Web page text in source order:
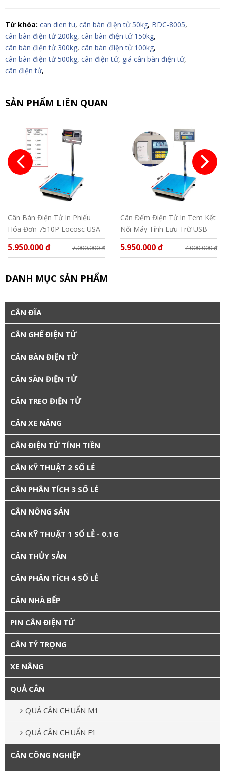
Từ khóa: can dien tu, cân bàn điện tử 50kg, BDC-8005,
cân bàn điện tử 200kg, cân bàn điện tử 150kg,
cân bàn điện tử 300kg, cân bàn điện tử 100kg,
cân bàn điện tử 500kg, cân điện tử, giá cân bàn điện tử,
cân điện tử,
SẢN PHẨM LIÊN QUAN
Cân Bàn Điện Tử In Phiếu
Hóa Đơn 7510P Locosc USA
5.950.000 đ 7.000.000 đ
Cân Đếm Điện Tử In Tem Kết
Nối Máy Tính Lưu Trữ USB
BDC-LPC30
5.950.000 đ 7.000.000 đ
DANH MỤC SẢN PHẨM
CÂN ĐĨA
CÂN GHẾ ĐIỆN TỬ
CÂN BÀN ĐIỆN TỬ
CÂN SÀN ĐIỆN TỬ
CÂN TREO ĐIỆN TỬ
CÂN XE NÂNG
CÂN ĐIỆN TỬ TÍNH TIỀN
CÂN KỸ THUẬT 2 SỐ LẺ
CÂN PHÂN TÍCH 3 SỐ LẺ
CÂN NÔNG SẢN
CÂN KỸ THUẬT 1 SỐ LẺ - 0.1G
CÂN THỦY SẢN
CÂN PHÂN TÍCH 4 SỐ LẺ
CÂN NHÀ BẾP
PIN CÂN ĐIỆN TỬ
CÂN TỶ TRỌNG
XE NÂNG
QUẢ CÂN
QUẢ CÂN CHUẨN M1
QUẢ CÂN CHUẨN F1
CÂN CÔNG NGHIỆP